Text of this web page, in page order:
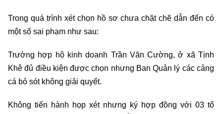
Trong quá trình xét chọn hồ sơ chưa chặt chẽ dẫn đến có
một số sai phạm như sau:
Trường hợp hộ kinh doanh Trần Văn Cường, ở xã Tịnh
Khê đủ điều kiện được chọn nhưng Ban Quản lý các cảng
cá bỏ sót không giải quyết.
Không tiến hành họp xét nhưng ký hợp đồng với 03 tổ